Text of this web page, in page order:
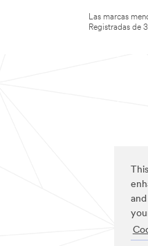
Las marcas
Registradas de